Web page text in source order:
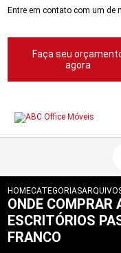
Entre em contato com um de
Faça seu
agora
HOMECATEGORIAS
ONDE COMPRAR
ESCRITÓRIOS
FRANCO